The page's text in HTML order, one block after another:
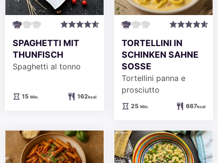
SPAGHETTI MIT
THUNFISCH
Spaghetti al tonno
15Minuten
Min. 162kcal
TORTELLINI IN
SCHINKEN SAHNE
SOSSE
Tortellini panna e
prosciutto
25Minuten
Min. 667kcal